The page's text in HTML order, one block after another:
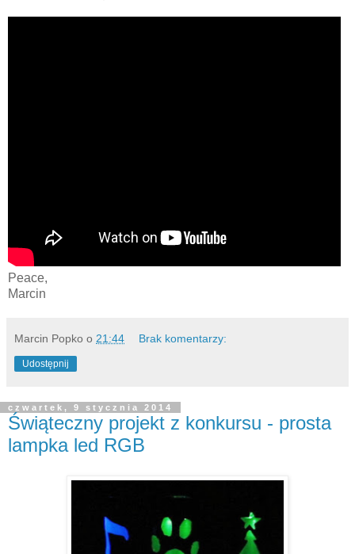
Peace,
Marcin
Marcin Popko o 21:44 Brak komentarzy:
Udostępnij
czwartek, 9 stycznia 2014
Świąteczny projekt z konkursu - prosta
lampka led RGB